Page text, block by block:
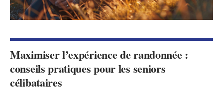
Maximiser l’expérience de randonnée :
conseils pratiques pour les seniors
célibataires